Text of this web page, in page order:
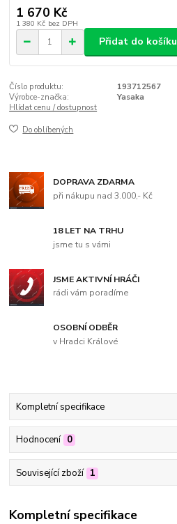
1 670 Kč
1 380 Kč bez DPH
Přidat do košíku
Číslo produktu:
193712567
Výrobce-značka:
Yasaka
Hlídat cenu / dostupnost
Do oblíbených
DOPRAVA ZDARMA
při nákupu nad 3.000,- Kč
18 LET NA TRHU
jsme tu s vámi
JSME AKTIVNÍ HRÁČI
rádi vám poradíme
OSOBNÍ ODBĚR
v Hradci Králové
Kompletní specifikace
Hodnocení 0
Související zboží 1
Kompletní specifikace